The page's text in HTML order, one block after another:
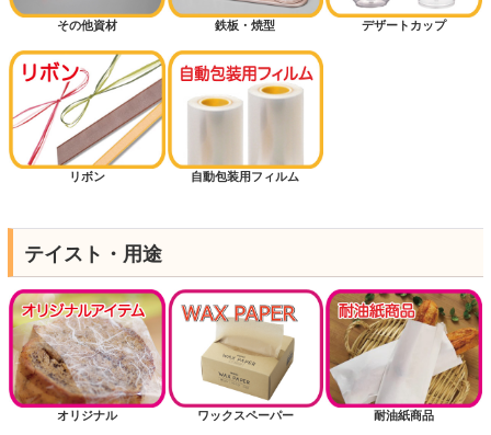
その他資材 鉄板・焼型 デザートカップ
リボン 自動包装用フィルム
テイスト・用途
オリジナル ワックスペーパー 耐油紙商品